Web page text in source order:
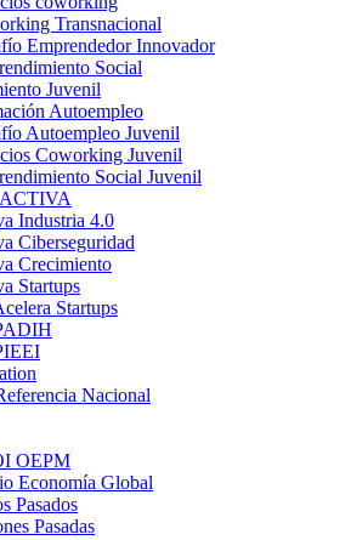
Transnacional
Emprendedor Innovador
Social
Juvenil
Autoempleo
Autoempleo Juvenil
Coworking Juvenil
Social Juvenil
ACTIVA
Industria 4.0
Ciberseguridad
Crecimiento
Startups
Startups
Nacional
OEPM
Economía Global
Pasados
Pasadas